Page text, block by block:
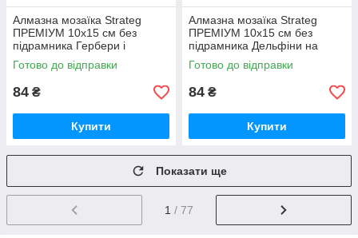
Алмазна мозаїка Strateg
ПРЕМІУМ 10х15 см без
підрамника Гербери і
метелики (YAB14425)
Готово до відправки
84 ₴
Купити
Алмазна мозаїка Strateg
ПРЕМІУМ 10х15 см без
підрамника Дельфіни на
заході сонця (YAB29566)
Готово до відправки
84 ₴
Купити
Показати ще
1 / 77